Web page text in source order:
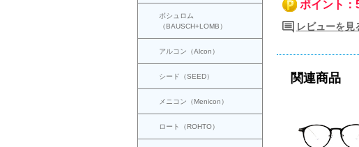
ボシュロム
（BAUSCH+LOMB）
アルコン（Alcon）
シード（SEED）
メニコン（Menicon）
ロート（ROHTO）
ポイント：
レビューを見
関連商品